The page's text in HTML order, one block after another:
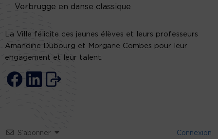
Verbrugge en danse classique
La Ville félicite ces jeunes élèves et leurs professeurs
Amandine Dubourg et Morgane Combes pour leur
engagement et leur talent.
S’abonner Connexion